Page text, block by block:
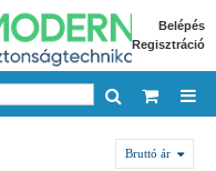
Belépés
Regisztráció
Bruttó ár